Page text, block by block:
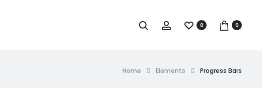
0 0
Home Elements Progress Bars